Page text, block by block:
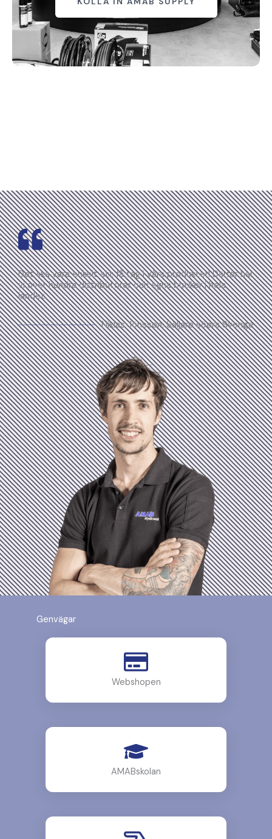
Det ska vara enkelt att få tag i våra produkter! Därför har
vi över hundra distributörer och egna butiker i hela
landet.
Niklas Jönsson, Säljare södra Sverige
Webshopen
AMABskolan
Genvägar